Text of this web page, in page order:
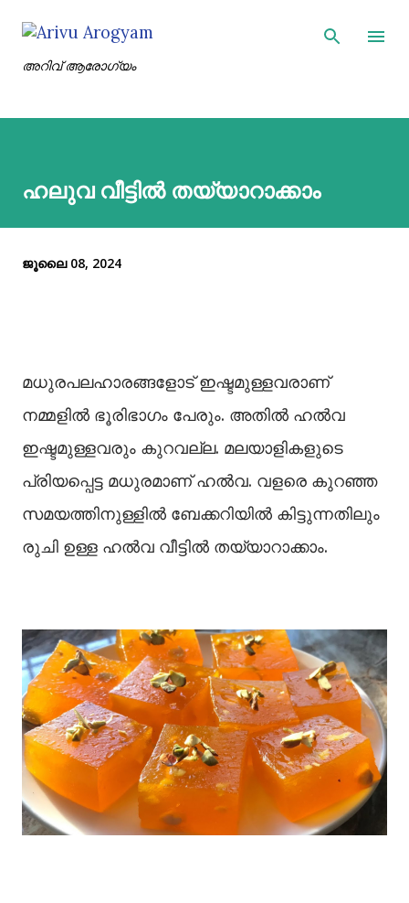
ഇതൊഴിവാക്കി പ്രധാന ഉള്ളടക്കത്തിലേക്ക് പോവുക
അറിവ് ആരോഗ്യം
ഹലുവ വീട്ടിൽ തയ്യാറാക്കാം
ജൂലൈ 08, 2024
മധുരപലഹാരങ്ങളോട് ഇഷ്ടമുള്ളവരാണ്
നമ്മളിൽ ഭൂരിഭാഗം പേരും. അതിൽ ഹൽവ
ഇഷ്ടമുള്ളവരും കുറവല്ല. മലയാളികളുടെ
പ്രിയപ്പെട്ട മധുരമാണ് ഹൽവ. വളരെ കുറഞ്ഞ
സമയത്തിനുള്ളിൽ ബേക്കറിയിൽ കിട്ടുന്നതിലും
രുചി ഉള്ള ഹൽവ വീട്ടിൽ തയ്യാറാക്കാം.